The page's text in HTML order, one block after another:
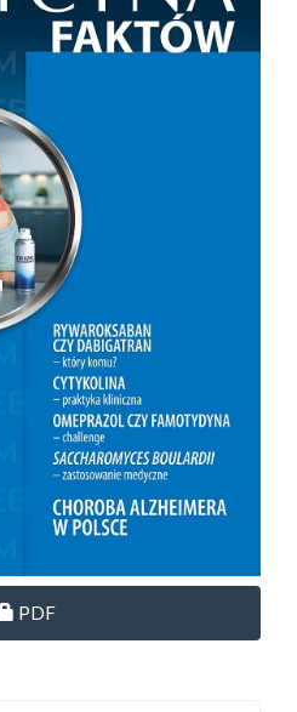
Dostęp przez subskrypcję
PDF